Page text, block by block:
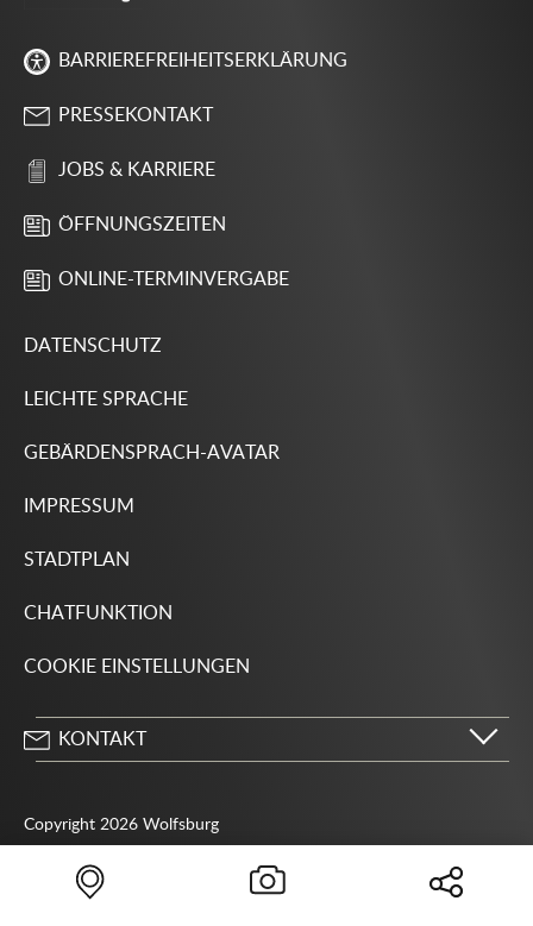
BARRIEREFREIHEITSERKLÄRUNG
PRESSEKONTAKT
JOBS & KARRIERE
ÖFFNUNGSZEITEN
ONLINE-TERMINVERGABE
DATENSCHUTZ
LEICHTE SPRACHE
GEBÄRDENSPRACH-AVATAR
IMPRESSUM
STADTPLAN
CHATFUNKTION
COOKIE EINSTELLUNGEN
KONTAKT
38440 Wolfsburg
05361 28-1234
Copyright 2026 Wolfsburg